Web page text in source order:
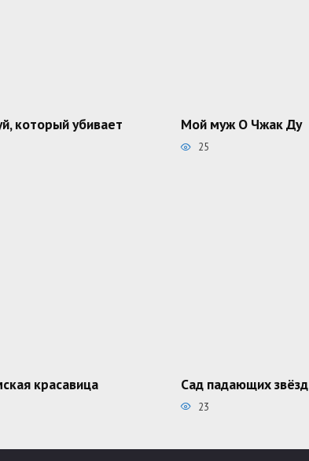
который убивает Мой муж О Чжак Ду
25
красавица Сад падающих звёзд
23